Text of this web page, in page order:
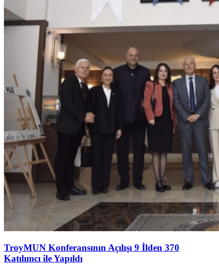
TroyMUN Konferansının Açılışı 9 İlden 370
Katılımcı ile Yapıldı